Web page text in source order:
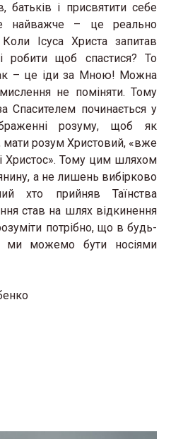
і присвятити себе
найважче – це реально
Ісуса Христа запитав
робити щоб спастися? То
– це іди за Мною! Можна
не поміняти. Тому
Спасителем починається у
розуму, щоб як
мати розум Христовий, «вже
Тому цим шляхом
а не лишень вибірково
хто прийняв Таїнства
став на шлях відкинення
потрібно, що в будь-
ми можемо бути носіями